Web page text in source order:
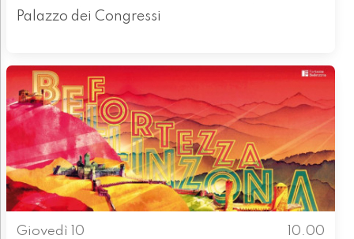
Palazzo dei Congressi
Giovedì 10
10.00